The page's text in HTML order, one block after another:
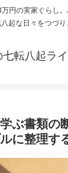
円の実家ぐらし
起な日々をつづり
転八起ラ
ぶ書類の
に整理す